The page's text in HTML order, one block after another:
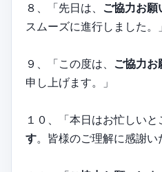
８、「先日は、 ご協力お願
スムーズに進行しました。」
９、「この度は、 ご協力お
申し上げます。」
１０、「本日はお忙しいと
す。皆様のご理解に感謝い